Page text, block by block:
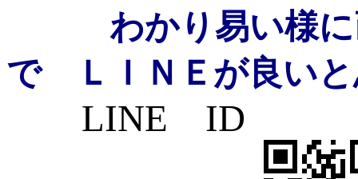
わかり易い様に画
で ＬＩＮＥが良いと
LINE ID